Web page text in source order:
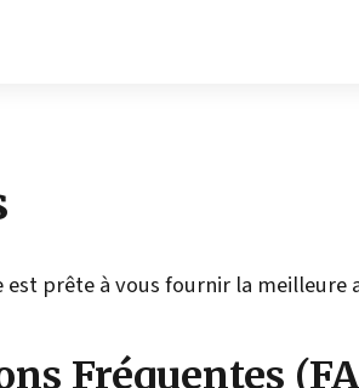
prête à vous fournir la meilleure
Fréquentes